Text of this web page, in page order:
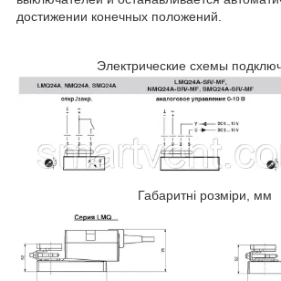
достижении конечных положений.
Электрические схемы
Габаритні розміри, мм